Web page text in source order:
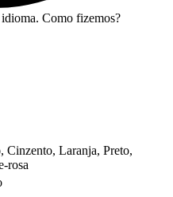
Como fizemos?
Cinzento, Laranja, Preto,
rosa